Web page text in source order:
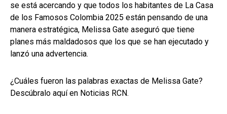
se está acercando y que todos los habitantes de La Casa
de los Famosos Colombia 2025 están pensando de una
manera estratégica, Melissa Gate aseguró que tiene
planes más maldadosos que los que se han ejecutado y
lanzó una advertencia.
¿Cuáles fueron las palabras exactas de Melissa Gate?
Descúbralo aquí en Noticias RCN.